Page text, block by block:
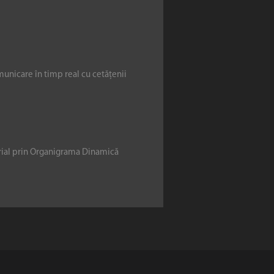
în timp real cu cetățenii
prin Organigrama Dinamică